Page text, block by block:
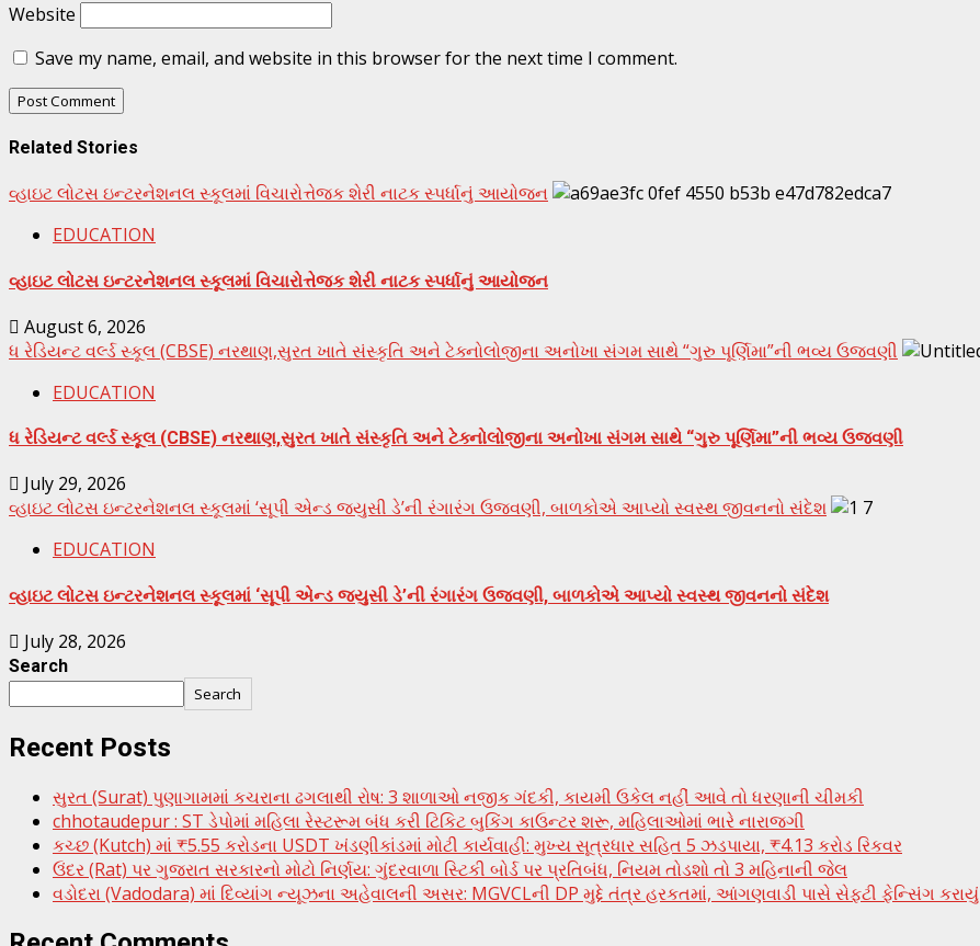
Website
Save my name, email, and website in this browser for the next time I comment.
Related Stories
વ્હાઇટ લોટસ ઇન્ટરનેશનલ સ્કૂલમાં વિચારોત્તેજક શેરી નાટક સ્પર્ધાનું આયોજન
EDUCATION
વ્હાઇટ લોટસ ઇન્ટરનેશનલ સ્કૂલમાં વિચારોત્તેજક શેરી નાટક સ્પર્ધાનું આયોજન
August 6, 2026
ધ રેડિયન્ટ વર્લ્ડ સ્કૂલ (CBSE) નરથાણ,સુરત ખાતે સંસ્કૃતિ અને ટેક્નોલોજીના અનોખા સંગમ સાથે “ગુરુ પૂર્ણિમા”ની ભવ્ય ઉજવણી
EDUCATION
ધ રેડિયન્ટ વર્લ્ડ સ્કૂલ (CBSE) નરથાણ,સુરત ખાતે સંસ્કૃતિ અને ટેક્નોલોજીના અનોખા સંગમ સાથે “ગુરુ પૂર્ણિમા”ની ભવ્ય ઉજવણી
July 29, 2026
વ્હાઇટ લોટસ ઇન્ટરનેશનલ સ્કૂલમાં ‘સૂપી એન્ડ જ્યુસી ડે’ની રંગારંગ ઉજવણી, બાળકોએ આપ્યો સ્વસ્થ જીવનનો સંદેશ
EDUCATION
વ્હાઇટ લોટસ ઇન્ટરનેશનલ સ્કૂલમાં ‘સૂપી એન્ડ જ્યુસી ડે’ની રંગારંગ ઉજવણી, બાળકોએ આપ્યો સ્વસ્થ જીવનનો સંદેશ
July 28, 2026
Search
Search
Recent Posts
સુરત (Surat) પુણાગામમાં કચરાના ઢગલાથી રોષ: 3 શાળાઓ નજીક ગંદકી, કાયમી ઉકેલ નહીં આવે તો ધરણાની ચીમકી
chhotaudepur : ST ડેપોમાં મહિલા રેસ્ટરૂમ બંધ કરી ટિકિટ બુકિંગ કાઉન્ટર શરૂ, મહિલાઓમાં ભારે નારાજગી
કચ્છ (Kutch) માં ₹5.55 કરોડના USDT ખંડણીકાંડમાં મોટી કાર્યવાહી: મુખ્ય સૂત્રધાર સહિત 5 ઝડપાયા, ₹4.13 કરોડ રિકવર
ઉંદર (Rat) પર ગુજરાત સરકારનો મોટો નિર્ણય: ગુંદરવાળા સ્ટિકી બોર્ડ પર પ્રતિબંધ, નિયમ તોડશો તો 3 મહિનાની જેલ
વડોદરા (Vadodara) માં દિવ્યાંગ ન્યૂઝના અહેવાલની અસર: MGVCLની DP મુદ્દે તંત્ર હરકતમાં, આંગણવાડી પાસે સેફ્ટી ફેન્સિંગ કરાયું